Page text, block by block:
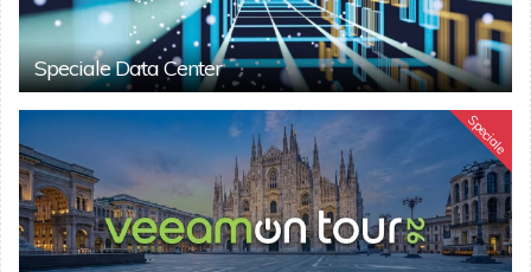
Speciale Data Center
Speciale